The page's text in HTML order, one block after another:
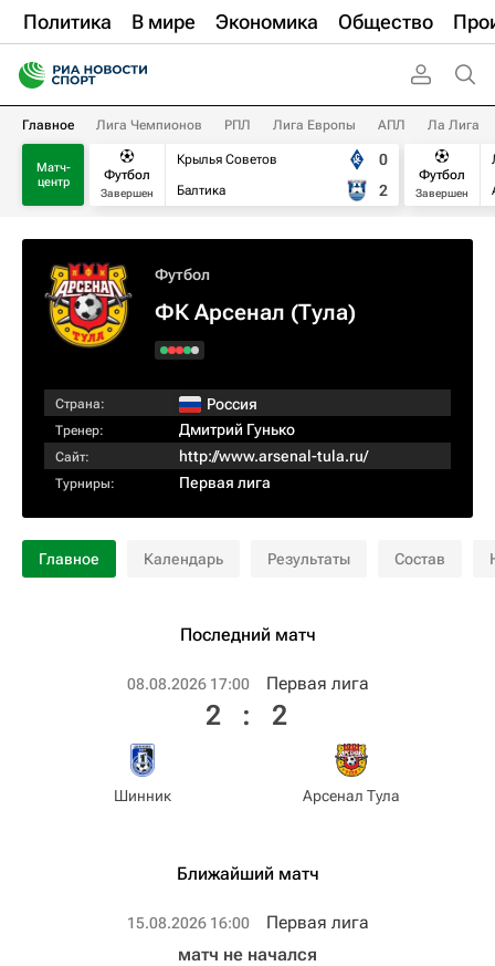
Политика В мире Экономика Общество
Главное Лига Чемпионов РПЛ Лига Европы АПЛ Ла Лига
Матч-
центр
Футбол
Завершен
Крылья Советов
Балтика
0
2
Футбол
Завершен
Футбол
ФК Арсенал (Тула)
Страна: Россия
Тренер: Дмитрий Гунько
Сайт: http://www.arsenal-tula.ru/
Турниры: Первая лига
Главное Календарь Результаты Состав
Последний матч
08.08.2026 17:00 Первая лига
Шинник
2 : 2
Арсенал Тула
Ближайший матч
15.08.2026 16:00 Первая лига
матч не начался